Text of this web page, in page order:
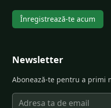
Înregistrează-te acum
Newsletter
Abonează-te pentru a primi